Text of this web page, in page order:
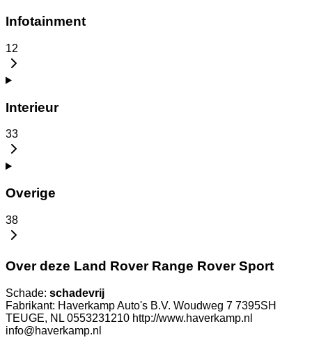
Infotainment
12
Interieur
33
Overige
38
Over deze Land Rover Range Rover Sport
Schade: schadevrij
Fabrikant: Haverkamp Auto's B.V. Woudweg 7 7395SH
TEUGE, NL 0553231210 http://www.haverkamp.nl
info@haverkamp.nl